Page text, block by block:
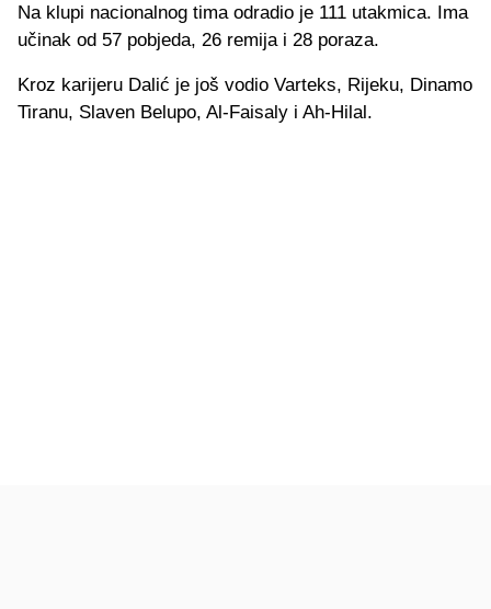
Na klupi nacionalnog tima odradio je 111 utakmica. Ima
učinak od 57 pobjeda, 26 remija i 28 poraza.
Kroz karijeru Dalić je još vodio Varteks, Rijeku, Dinamo
Tiranu, Slaven Belupo, Al-Faisaly i Ah-Hilal.